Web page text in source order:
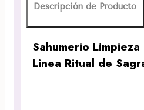
Descripción de Producto
Sahumerio
Linea Ritual de